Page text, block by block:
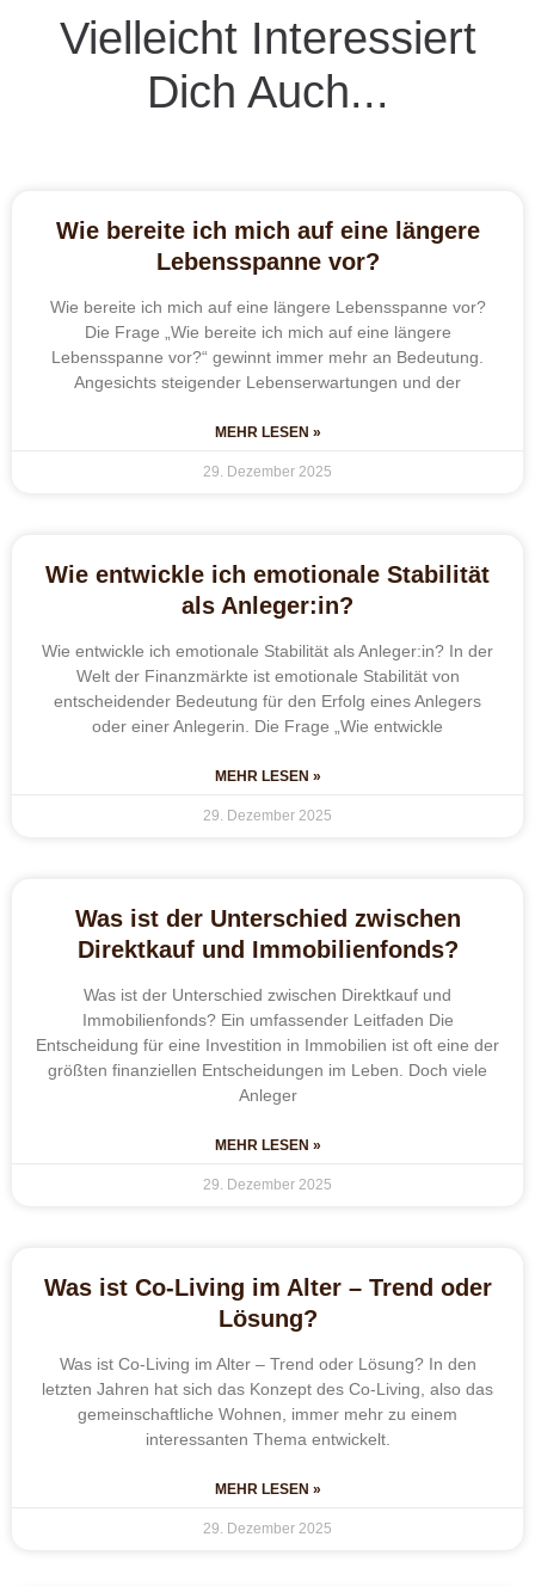
Vielleicht Interessiert
Dich Auch...
Wie bereite ich mich auf eine längere
Lebensspanne vor?
Wie bereite ich mich auf eine längere Lebensspanne vor?
Die Frage „Wie bereite ich mich auf eine längere
Lebensspanne vor?“ gewinnt immer mehr an Bedeutung.
Angesichts steigender Lebenserwartungen und der
MEHR LESEN »
29. Dezember 2025
Wie entwickle ich emotionale Stabilität
als Anleger:in?
Wie entwickle ich emotionale Stabilität als Anleger:in? In der
Welt der Finanzmärkte ist emotionale Stabilität von
entscheidender Bedeutung für den Erfolg eines Anlegers
oder einer Anlegerin. Die Frage „Wie entwickle
MEHR LESEN »
29. Dezember 2025
Was ist der Unterschied zwischen
Direktkauf und Immobilienfonds?
Was ist der Unterschied zwischen Direktkauf und
Immobilienfonds? Ein umfassender Leitfaden Die
Entscheidung für eine Investition in Immobilien ist oft eine der
größten finanziellen Entscheidungen im Leben. Doch viele
Anleger
MEHR LESEN »
29. Dezember 2025
Was ist Co-Living im Alter – Trend oder
Lösung?
Was ist Co-Living im Alter – Trend oder Lösung? In den
letzten Jahren hat sich das Konzept des Co-Living, also das
gemeinschaftliche Wohnen, immer mehr zu einem
interessanten Thema entwickelt.
MEHR LESEN »
29. Dezember 2025